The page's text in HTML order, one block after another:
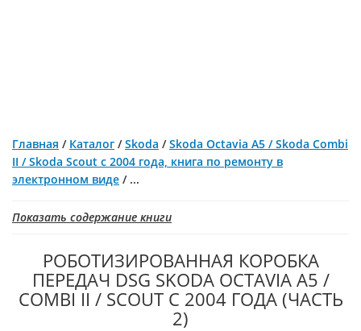
Главная / Каталог /Skoda /Skoda Octavia A5 / Skoda Combi
II / Skoda Scout с 2004 года, книга по ремонту в
электронном виде / ...
Показать содержание книги
РОБОТИЗИРОВАННАЯ КОРОБКА
ПЕРЕДАЧ DSG SKODA OCTAVIA A5 /
COMBI II / SCOUT С 2004 ГОДА (ЧАСТЬ
2)